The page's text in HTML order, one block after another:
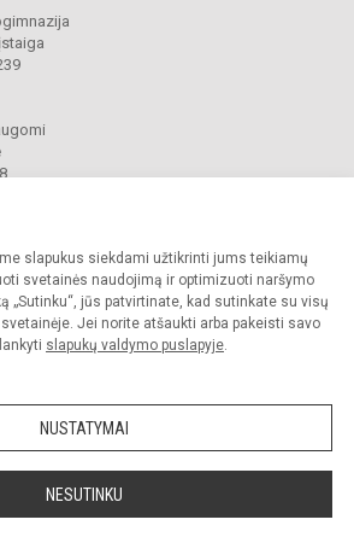
slapukus siekdami užtikrinti jums teikiamų
svetainės naudojimą ir optimizuoti naršymo
„Sutinku“, jūs patvirtinate, kad sutinkate su visų
Jei norite atšaukti arba pakeisti savo
slapukų valdymo puslapyje.
NUSTATYMAI
NESUTINKU
progimnazija. Visos teisės saugomos.
progimnazijos sutikimo griežtai draudžiama.
paraiška Slapukų valdymas